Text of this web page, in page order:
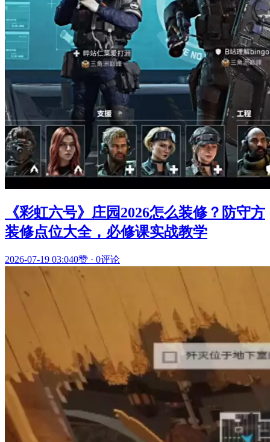
《彩虹六号》庄园2026怎么装修？防守方
装修点位大全，必修课实战教学
2026-07-19 03:040赞 · 0评论